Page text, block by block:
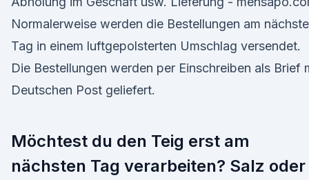
Normalerweise werden die Bestellungen am
Tag in einem luftgepolsterten Umschlag versendet.
Die Bestellungen werden per Einschreiben als Brief
Deutschen Post geliefert.
Möchtest du den Teig erst am
nächsten Tag verarbeiten? Salz oder